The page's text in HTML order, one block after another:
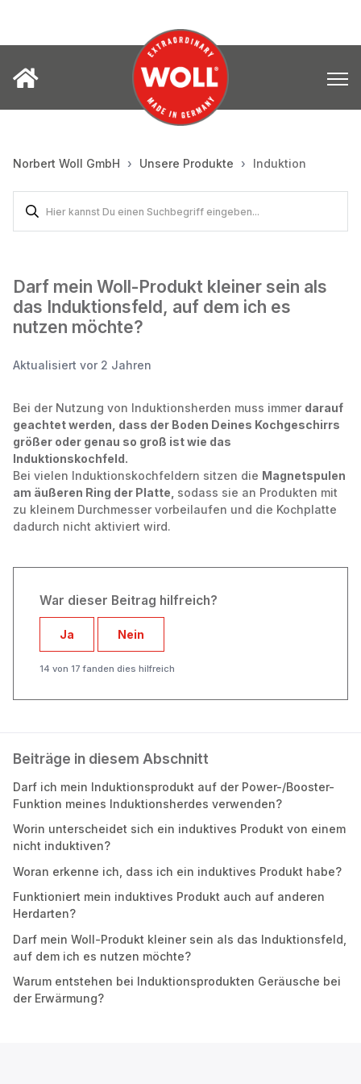
Norbert Woll GmbH Unsere Produkte Induktion
Darf mein Woll-Produkt kleiner sein als
das Induktionsfeld, auf dem ich es
nutzen möchte?
Aktualisiert vor 2 Jahren
Bei der Nutzung von Induktionsherden muss immer darauf
geachtet werden, dass der Boden Deines Kochgeschirrs
größer oder genau so groß ist wie das
Induktionskochfeld.
Bei vielen Induktionskochfeldern sitzen die Magnetspulen
am äußeren Ring der Platte, sodass sie an Produkten mit
zu kleinem Durchmesser vorbeilaufen und die Kochplatte
dadurch nicht aktiviert wird.
War dieser Beitrag hilfreich?
Ja Nein
14 von 17 fanden dies hilfreich
Beiträge in diesem Abschnitt
Darf ich mein Induktionsprodukt auf der Power-/Booster-
Funktion meines Induktionsherdes verwenden?
Worin unterscheidet sich ein induktives Produkt von einem
nicht induktiven?
Woran erkenne ich, dass ich ein induktives Produkt habe?
Funktioniert mein induktives Produkt auch auf anderen
Herdarten?
Darf mein Woll-Produkt kleiner sein als das Induktionsfeld,
auf dem ich es nutzen möchte?
Warum entstehen bei Induktionsprodukten Geräusche bei
der Erwärmung?